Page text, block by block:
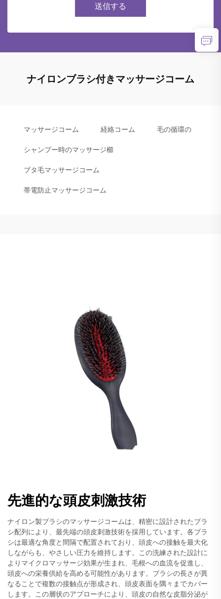
送信する
ナイロンブラシ付きマッサージコーム
マッサージコーム 経絡コーム 毛の循環の
シャンプー時のマッサージ櫛
ブタ毛マッサージコーム
帯電防止マッサージコーム
先進的な頭皮刺激技術
ナイロン製ブラシのマッサージコームは、精密に設計されたブラ
シ配列により、最先端の頭皮刺激技術を採用しています。各ブラ
シは最適な角度と間隔で配置されており、頭皮への接触を最大化
しながらも、やさしい圧力を維持します。この洗練された設計に
よりマイクロマッサージ効果が生まれ、毛根への血流を促進し、
頭皮への栄養供給を高める可能性があります。ブラシの長さが異
なることで複数の接触点が形成され、頭皮表面を隅々までカバー
します。この層状のアプローチにより、頭皮の自然な皮脂分泌が